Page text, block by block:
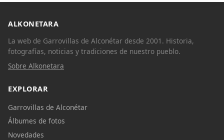
ALKONETARA
La web de Garrovillas de Alconétar desde 2001. Historia,
fotografías, noticias y tradiciones de nuestro pueblo.
Sobre Alkonetara
EXPLORAR
Garrovillas de Alconétar
Álbumes de fotos
Novedades